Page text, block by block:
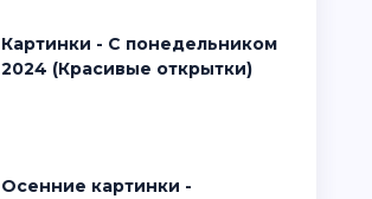
Картинки - С понедельником
2024 (Красивые открытки)
Осенние картинки -